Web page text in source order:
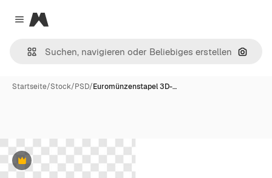
Close menu
Magnific
Nach
Startseite/Stock/PSD/Euromünzenstapel 3D-…
Premium